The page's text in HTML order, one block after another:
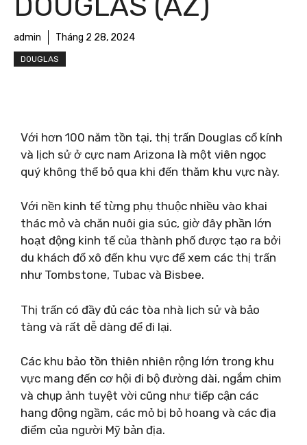
admin Tháng 2 28, 2024
DOUGLAS
Với hơn 100 năm tồn tại, thị trấn Douglas cổ kính
và lịch sử ở cực nam Arizona là một viên ngọc
quý không thể bỏ qua khi đến thăm khu vực này.
Với nền kinh tế từng phụ thuộc nhiều vào khai
thác mỏ và chăn nuôi gia súc, giờ đây phần lớn
hoạt động kinh tế của thành phố được tạo ra bởi
du khách đổ xô đến khu vực để xem các thị trấn
như Tombstone, Tubac và Bisbee.
Thị trấn có đầy đủ các tòa nhà lịch sử và bảo
tàng và rất dễ dàng để đi lại.
Các khu bảo tồn thiên nhiên rộng lớn trong khu
vực mang đến cơ hội đi bộ đường dài, ngắm chim
và chụp ảnh tuyệt vời cũng như tiếp cận các
hang động ngầm, các mỏ bị bỏ hoang và các địa
điểm của người Mỹ bản địa.